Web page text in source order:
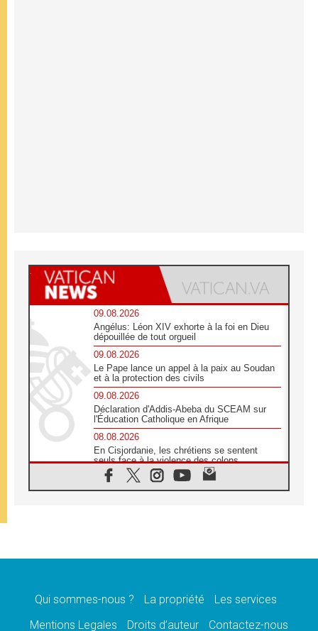
09.08.2026
Angélus: Léon XIV exhorte à la foi en Dieu
dépouillée de tout orgueil
09.08.2026
Le Pape lance un appel à la paix au Soudan
et à la protection des civils
09.08.2026
Déclaration d'Addis-Abeba du SCEAM sur
l'Éducation Catholique en Afrique
08.08.2026
En Cisjordanie, les chrétiens se sentent
seuls face à la violence des colons
08.08.2026
Léon XIV au sanctuaire de Notre Dame du
08.08.2026
08.08.2026
catholiques
Qui sommes-nous ? La propriété
Les services
Mentions Legales
Droits d’auteur Contactez-nous